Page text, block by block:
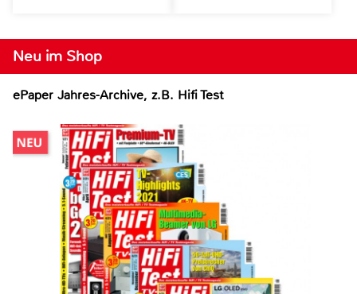
Neu im Shop
ePaper Jahres-Archive, z.B. Hifi Test